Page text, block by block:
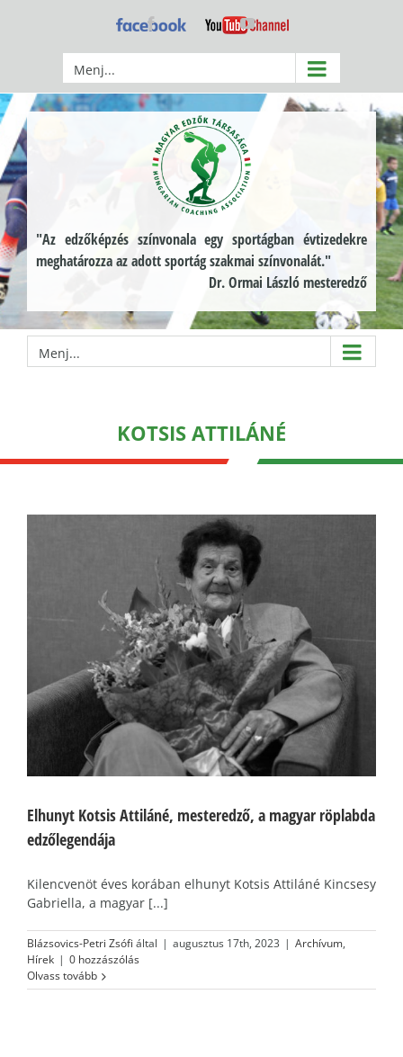
Facebook YouTube
Menj...
"Az edzőképzés színvonala egy sportágban évtizedekre
meghatározza az adott sportág szakmai színvonalát."
Dr. Ormai László mesteredző
Menj...
KOTSIS ATTILÁNÉ
Elhunyt Kotsis Attiláné, mesteredző, a magyar röplabda
edzőlegendája
Kilencvenöt éves korában elhunyt Kotsis Attiláné Kincsesy
Gabriella, a magyar [...]
Blázsovics-Petri Zsófi által | augusztus 17th, 2023 | Archívum,
Hírek | 0 hozzászólás
Olvass tovább